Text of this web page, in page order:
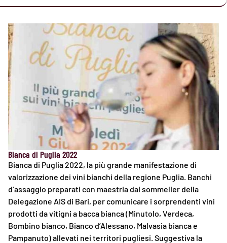
Bianca di Puglia 2022
Bianca di Puglia 2022, la più grande manifestazione di
valorizzazione dei vini bianchi della regione Puglia. Banchi
d’assaggio preparati con maestria dai sommelier della
Delegazione AIS di Bari, per comunicare i sorprendenti vini
prodotti da vitigni a bacca bianca (Minutolo, Verdeca,
Bombino bianco, Bianco d’Alessano, Malvasia bianca e
Pampanuto) allevati nei territori pugliesi. Suggestiva la